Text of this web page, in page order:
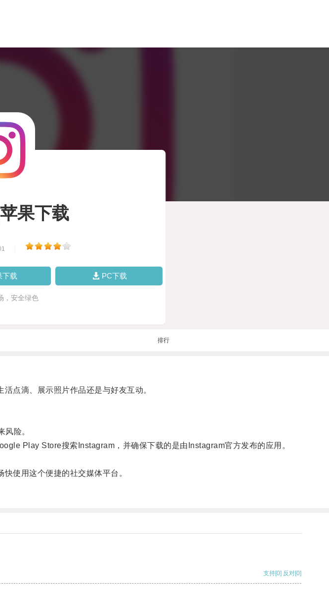
果下载
下载 PC下载
，安全绿色
排行
点滴、展示照片作品还是与好友互动。
险。
Play Store搜索Instagram，并确保下载的是由Instagram官方发布的应用。
使用这个便捷的社交媒体平台。
支持[0] 反对[0]